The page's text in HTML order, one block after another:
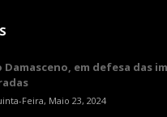
Damasceno, em defesa das
Feira, Maio 23, 2024